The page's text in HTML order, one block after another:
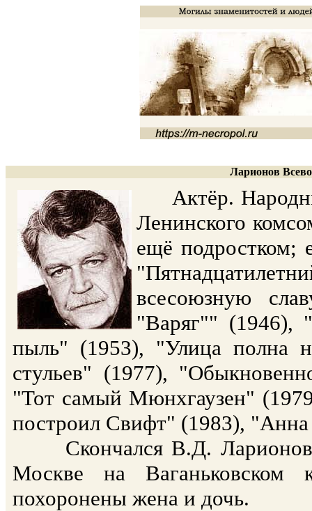
Ларионов
Актёр.
Ленинского
ещё подростком;
всесоюзную
"Варяг"" (1946),
пыль" (1953), "Улица полна
стульев" (1977),
"Тот самый Мюнхгаузен"
построил Свифт" (1983),
Скончался В.Д. Ларионов
Москве на
похоронены жена и дочь.